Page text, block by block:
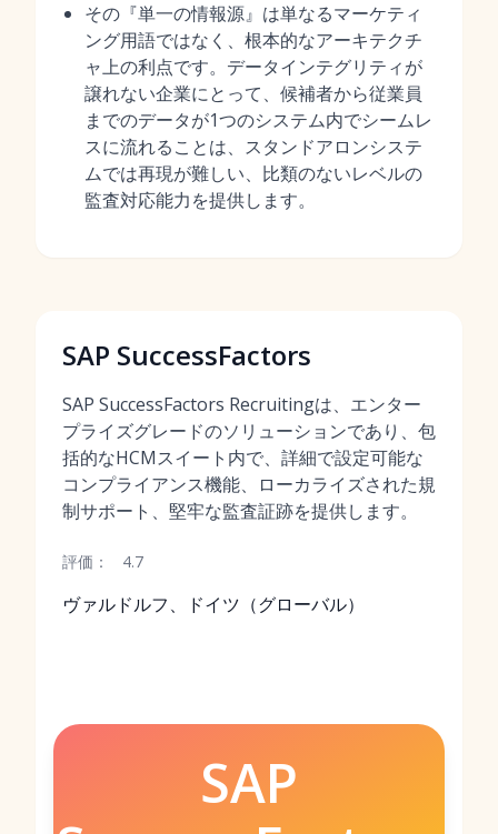
その『単一の情報源』は単なるマーケティ
ング用語ではなく、根本的なアーキテクチ
ャ上の利点です。データインテグリティが
譲れない企業にとって、候補者から従業員
までのデータが1つのシステム内でシームレ
スに流れることは、スタンドアロンシステ
ムでは再現が難しい、比類のないレベルの
監査対応能力を提供します。
SAP SuccessFactors
SAP SuccessFactors Recruitingは、エンター
プライズグレードのソリューションであり、包
括的なHCMスイート内で、詳細で設定可能な
コンプライアンス機能、ローカライズされた規
制サポート、堅牢な監査証跡を提供します。
評価： 4.7
ヴァルドルフ、ドイツ（グローバル）
SAP